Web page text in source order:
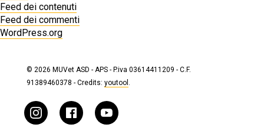
Feed dei contenuti
Feed dei commenti
WordPress.org
© 2026 MUVet ASD - APS - P.iva 03614411209 - C.F.
91389460378 - Credits: youtool .